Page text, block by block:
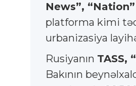
News”, “Nation”
platforma kimi
urbanizasiya
Rusiyanın TASS,
Bakının